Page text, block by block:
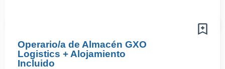
Operario/a de Almacén GXO
Logistics + Alojamiento
Incluido